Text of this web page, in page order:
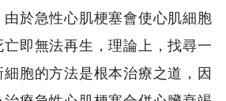
由於急性心肌梗塞會使心肌細胞
即無法再生，理論上，找尋一
胞的方法是根本治療之道，因